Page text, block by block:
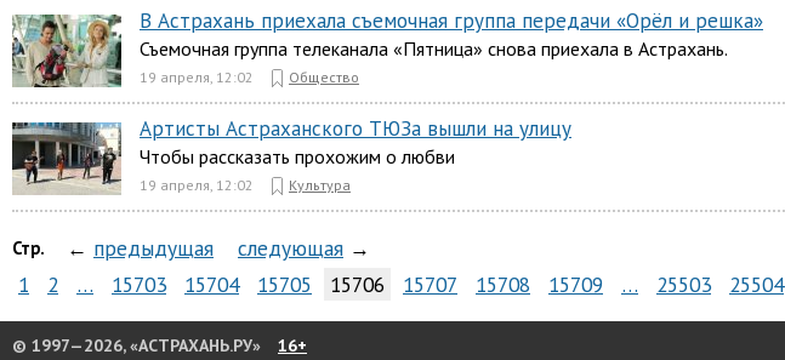
В Астрахань приехала съемочная группа передачи «Орёл и решка»
Съемочная группа телеканала «Пятница» снова приехала в Астрахань.
19 апреля, 12:02 Общество
Артисты Астраханского ТЮЗа вышли на улицу
Чтобы рассказать прохожим о любви
19 апреля, 12:02 Культура
Стр. ← предыдущая следующая →
1
2 … 15703 15704 15705 15706 15707 15708 15709 … 25503 25504
© 1997—2026, «АСТРАХАНЬ.РУ» 16+